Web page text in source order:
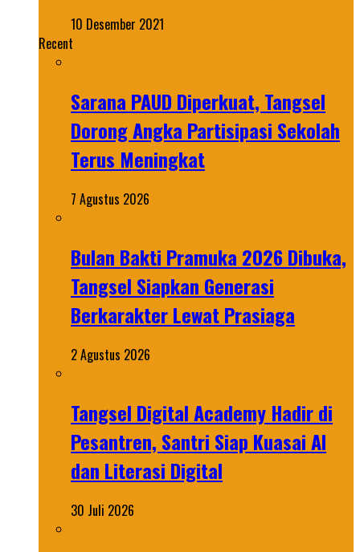
10 Desember 2021
Recent
Sarana PAUD Diperkuat, Tangsel
Dorong Angka Partisipasi Sekolah
Terus Meningkat
7 Agustus 2026
Bulan Bakti Pramuka 2026 Dibuka,
Tangsel Siapkan Generasi
Berkarakter Lewat Prasiaga
2 Agustus 2026
Tangsel Digital Academy Hadir di
Pesantren, Santri Siap Kuasai AI
dan Literasi Digital
30 Juli 2026